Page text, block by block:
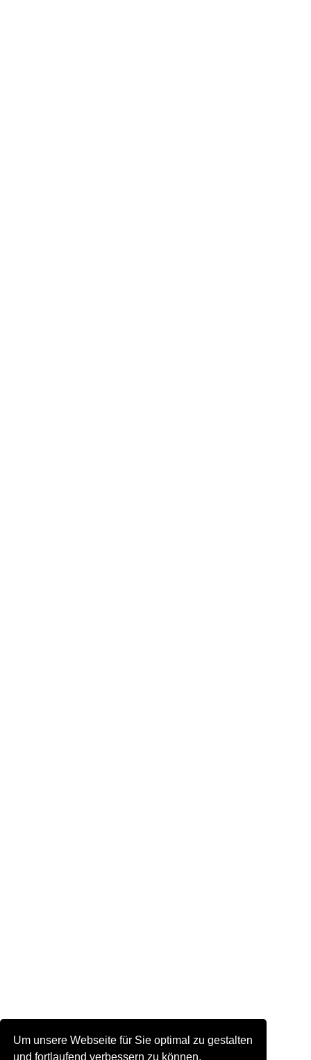
Um unsere Webseite für Sie optimal zu gestalten
und fortlaufend verbessern zu können,